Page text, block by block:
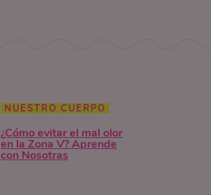
NUESTRO CUERPO
¿Cómo evitar el mal olor
en la Zona V? Aprende
con Nosotras